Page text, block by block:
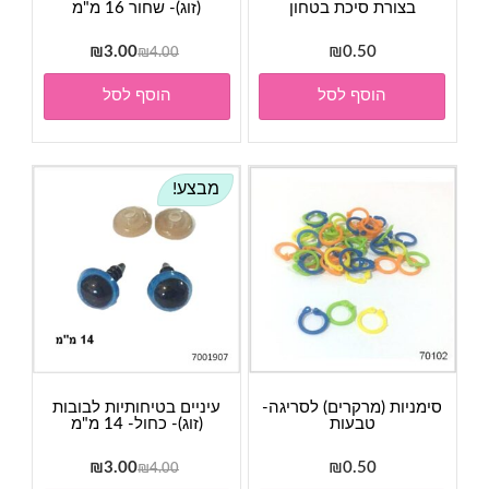
בצורת סיכת בטחון
₪0.50
הוסף לסל
(זוג)- שחור 16 מ"מ
₪4.00
המחיר
המקורי
היה:
₪4.00.
₪3.00
המחיר
הנוכחי
₪3.00.
הוסף לסל
סימניות (מרקרים) לסריגה-
טבעות
₪0.50
מבצע!
עיניים בטיחותיות לבובות
(זוג)- כחול- 14 מ"מ
₪4.00
המחיר
₪3.00
המחיר